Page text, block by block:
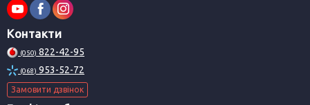
Контакти
(050) 822-42-95
(068) 953-52-72
Замовити дзвінок